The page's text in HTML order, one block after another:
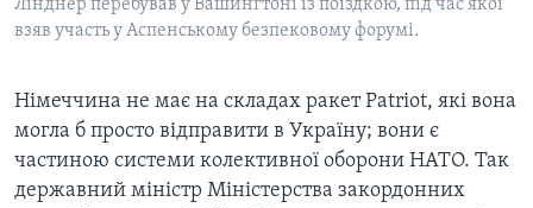
ПРАЙМ-ТАЙМ
Мови
Лінднер перебував у Вашингтоні із поїздкою, під час якої
взяв участь у Аспенському безпековому форумі.
Німеччина не має на складах ракет Patriot, які вона
могла б просто відправити в Україну; вони є
частиною системи колективної оборони НАТО. Так
державний міністр Міністерства закордонних